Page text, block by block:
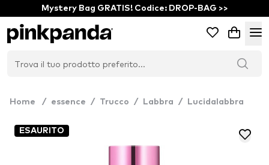
Mystery Bag GRATIS! Codice: DROP-BAG >>
Home / essence / Trucco / Labbra / Lucidalabbra
ESAURITO